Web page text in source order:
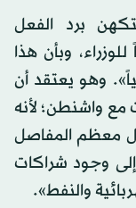
برد الفعل
وبأن هذا
وهو يعتقد أن
مع واشنطن؛ لأنه
معظم المفاصل
إلى وجود شراكات
والنفط».